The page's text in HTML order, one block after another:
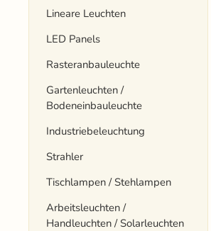
Lineare Leuchten
LED Panels
Rasteranbauleuchte
Gartenleuchten /
Bodeneinbauleuchte
Industriebeleuchtung
Strahler
Tischlampen / Stehlampen
Arbeitsleuchten /
Handleuchten / Solarleuchten